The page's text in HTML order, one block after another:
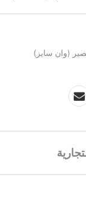
(وان سايز)